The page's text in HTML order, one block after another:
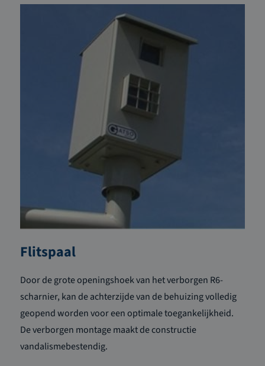
Flitspaal
Door de grote openingshoek van het verborgen R6-
scharnier, kan de achterzijde van de behuizing volledig
geopend worden voor een optimale toegankelijkheid.
De verborgen montage maakt de constructie
vandalismebestendig.